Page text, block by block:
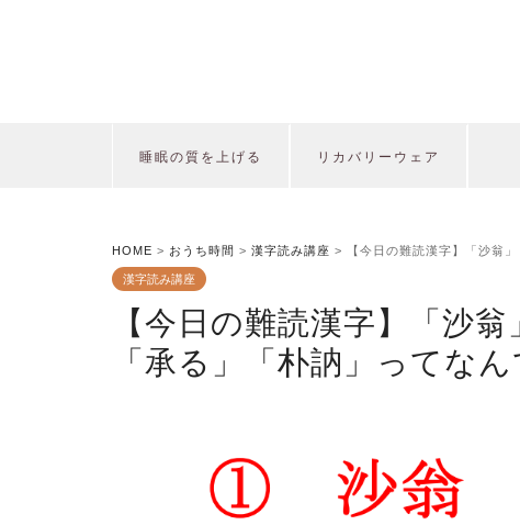
睡眠の質を上げる リカバリーウェア
HOME > おうち時間 > 漢字読み講座 > 【今日の難読漢字】「沙翁
漢字読み講座
【今日の難読漢字】「沙
「承る」「朴訥」ってなん